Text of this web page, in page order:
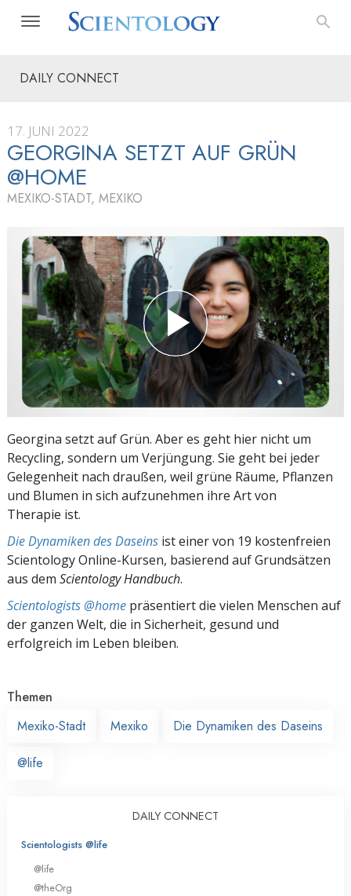
DAILY CONNECT
17. JUNI 2022
GEORGINA SETZT AUF GRÜN
@HOME
MEXIKO-STADT, MEXIKO
Georgina setzt auf Grün. Aber es geht hier nicht um
Recycling, sondern um Verjüngung. Sie geht bei jeder
Gelegenheit nach draußen, weil grüne Räume, Pflanzen
und Blumen in sich aufzunehmen ihre Art von
Therapie ist.
Die Dynamiken des Daseins ist einer von 19 kostenfreien
Scientology Online-Kursen, basierend auf Grundsätzen
aus dem Scientology Handbuch.
Scientologists @home präsentiert die vielen Menschen auf
der ganzen Welt, die in Sicherheit, gesund und
erfolgreich im Leben bleiben.
Themen
Mexiko-Stadt
Mexiko Die Dynamiken des Daseins
@life
DAILY CONNECT
Scientologists @life
@life
@theOrg